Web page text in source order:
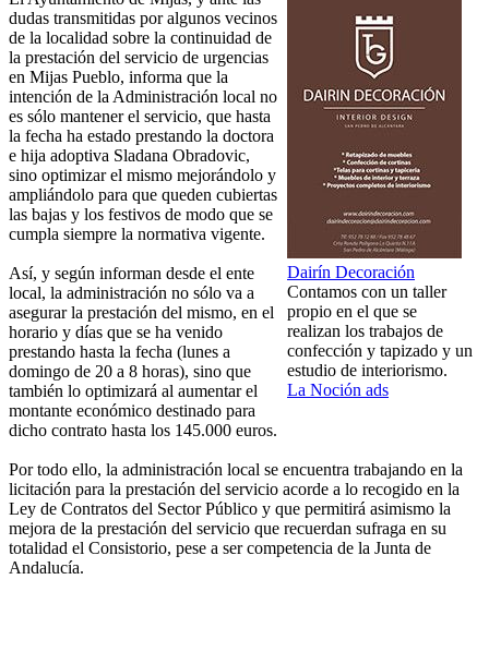
Dairín Decoración
Contamos con un taller
propio en el que se
realizan los trabajos de
confección y tapizado y un
estudio de interiorismo.
La Noción ads
dudas transmitidas por algunos vecinos
de la localidad sobre la continuidad de
la prestación del servicio de urgencias
en Mijas Pueblo, informa que la
intención de la Administración local no
es sólo mantener el servicio, que hasta
la fecha ha estado prestando la doctora
e hija adoptiva Sladana Obradovic,
sino optimizar el mismo mejorándolo y
ampliándolo para que queden cubiertas
las bajas y los festivos de modo que se
cumpla siempre la normativa vigente.
Así, y según informan desde el ente
local, la administración no sólo va a
asegurar la prestación del mismo, en el
horario y días que se ha venido
prestando hasta la fecha (lunes a
domingo de 20 a 8 horas), sino que
también lo optimizará al aumentar el
montante económico destinado para
dicho contrato hasta los 145.000 euros.
Por todo ello, la administración local se encuentra trabajando en la
licitación para la prestación del servicio acorde a lo recogido en la
Ley de Contratos del Sector Público y que permitirá asimismo la
mejora de la prestación del servicio que recuerdan sufraga en su
totalidad el Consistorio, pese a ser competencia de la Junta de
Andalucía.